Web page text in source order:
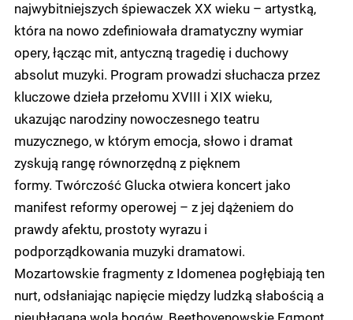
najwybitniejszych śpiewaczek XX wieku – artystką,
która na nowo zdefiniowała dramatyczny wymiar
opery, łącząc mit, antyczną tragedię i duchowy
absolut muzyki. Program prowadzi słuchacza przez
kluczowe dzieła przełomu XVIII i XIX wieku,
ukazując narodziny nowoczesnego teatru
muzycznego, w którym emocja, słowo i dramat
zyskują rangę równorzędną z pięknem
formy. Twórczość Glucka otwiera koncert jako
manifest reformy operowej – z jej dążeniem do
prawdy afektu, prostoty wyrazu i
podporządkowania muzyki dramatowi.
Mozartowskie fragmenty z Idomenea pogłębiają ten
nurt, odsłaniając napięcie między ludzką słabością a